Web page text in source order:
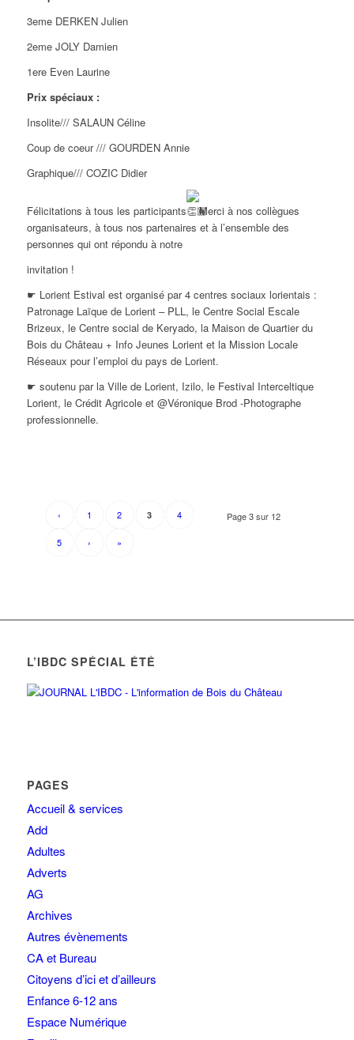
3eme DERKEN Julien
2eme JOLY Damien
1ere Even Laurine
Prix spéciaux :
Insolite/// SALAUN Céline
Coup de coeur /// GOURDEN Annie
Graphique/// COZIC Didier
Félicitations à tous les participants
Merci à nos collègues
organisateurs, à tous nos partenaires et à l’ensemble des
personnes qui ont répondu à notre
invitation !
☛ Lorient Estival est organisé par 4 centres sociaux lorientais :
Patronage Laïque de Lorient – PLL, le Centre Social Escale
Brizeux, le Centre social de Keryado, la Maison de Quartier du
Bois du Château + Info Jeunes Lorient et la Mission Locale
Réseaux pour l’emploi du pays de Lorient.
☛ soutenu par la Ville de Lorient, Izilo, le Festival Interceltique
Lorient, le Crédit Agricole et @Véronique Brod -Photographe
professionnelle.
Page 3 sur 12
‹ 1 2 3 4
5 › »
L’IBDC SPÉCIAL ÉTÉ
PAGES
Accueil & services
Add
Adultes
Adverts
AG
Archives
Autres évènements
CA et Bureau
Citoyens d’ici et d’ailleurs
Enfance 6-12 ans
Espace Numérique